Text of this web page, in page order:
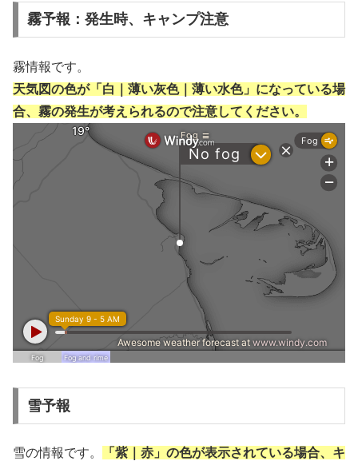
霧予報：発生時、キャンプ注意
霧情報です。
天気図の色が「白｜薄い灰色｜薄い水色」になっている場
合、霧の発生が考えられるので注意してください。
雪予報
雪の情報です。
「紫｜赤」の色が表示されている場合、キ